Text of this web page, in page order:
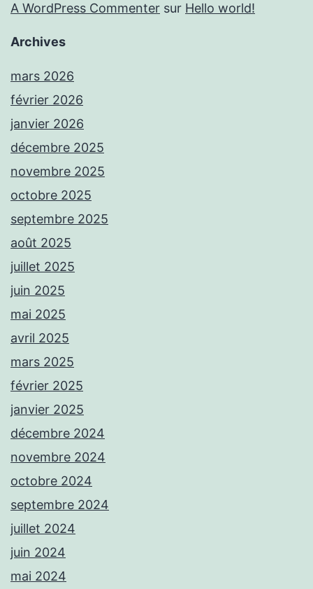
A WordPress Commenter sur Hello world!
Archives
mars 2026
février 2026
janvier 2026
décembre 2025
novembre 2025
octobre 2025
septembre 2025
août 2025
juillet 2025
juin 2025
mai 2025
avril 2025
mars 2025
février 2025
janvier 2025
décembre 2024
novembre 2024
octobre 2024
septembre 2024
juillet 2024
juin 2024
mai 2024